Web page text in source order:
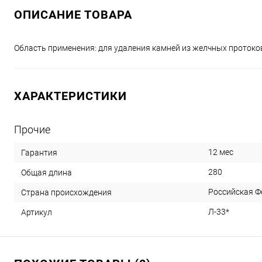
ОПИСАНИЕ ТОВАРА
Область применения: для удаления камней из желчных
ХАРАКТЕРИСТИКИ
Прочие
Гарантия 12 мес
Общая длина 280
Страна происхождения Российская
Артикул Л-33*